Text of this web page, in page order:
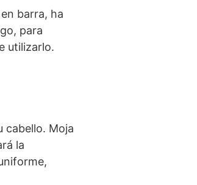
barra, ha
para
utilizarlo.
cabello. Moja
la